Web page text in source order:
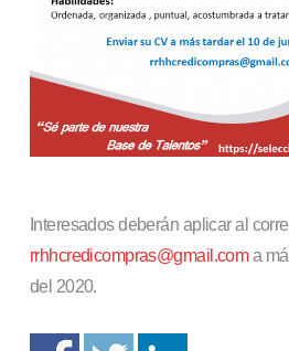
Interesados deberán aplicar al
rrhhcredicompras@gmail.coma
del 2020.